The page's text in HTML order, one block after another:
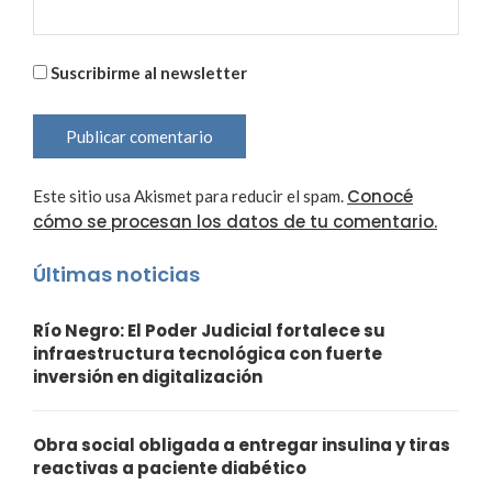
Suscribirme al newsletter
Este sitio usa Akismet para reducir el spam. Conocé
cómo se procesan los datos de tu comentario.
Últimas noticias
Río Negro: El Poder Judicial fortalece su
infraestructura tecnológica con fuerte
inversión en digitalización
Obra social obligada a entregar insulina y tiras
reactivas a paciente diabético